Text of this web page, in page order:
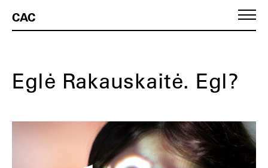
CAC
Eglė Rakauskaitė. Egl?